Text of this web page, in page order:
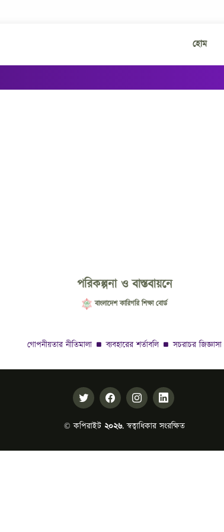
হোম
পরিকল্পনা ও বাস্তবায়নে
বাংলাদেশ কারিগরি শিক্ষা বোর্ড
গোপনীয়তার নীতিমালা ব্যবহারের শর্তাবলি সচরাচর জিজ্ঞাসা
© কপিরাইট ২০২৬. স্বত্বাধিকার সংরক্ষিত